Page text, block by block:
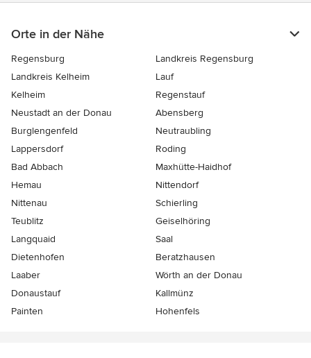
Orte in der Nähe
Regensburg
Landkreis Regensburg
Landkreis Kelheim
Lauf
Kelheim
Regenstauf
Neustadt an der Donau
Abensberg
Burglengenfeld
Neutraubling
Lappersdorf
Roding
Bad Abbach
Maxhütte-Haidhof
Hemau
Nittendorf
Nittenau
Schierling
Teublitz
Geiselhöring
Langquaid
Saal
Dietenhofen
Beratzhausen
Laaber
Wörth an der Donau
Donaustauf
Kallmünz
Painten
Hohenfels